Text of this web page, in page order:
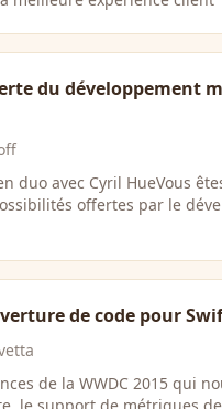
du développement
duo avec Cyril HueVous
offertes par le
de code pour
de la WWDC 2015 qui